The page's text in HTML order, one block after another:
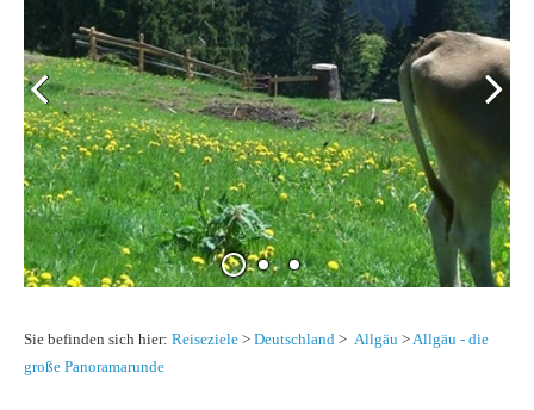
Sie befinden sich hier: Reiseziele > Deutschland > Allgäu >Allgäu - die
große Panoramarunde